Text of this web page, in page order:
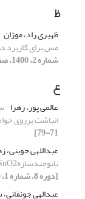
ظ
ظهیری راد، موژان
مس برای کاربرد
شماره 2، 1400، صفحه 1-10]
ع
عالمی پور، زهرا
انباشت برروی
71-79]
عبداللهی جوبنی،
نانوچندسازهSnO2 دکوریت شده با ZnO تخریب در 2و4-دی‌کلروفنل
[دوره 8، شماره 1، 1400، صفحه 1-12]
عبدالهی